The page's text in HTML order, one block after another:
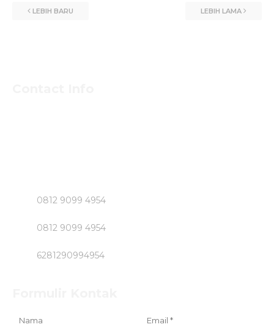
LEBIH BARU LEBIH LAMA
0812 9099 4954
0812 9099 4954
6281290994954